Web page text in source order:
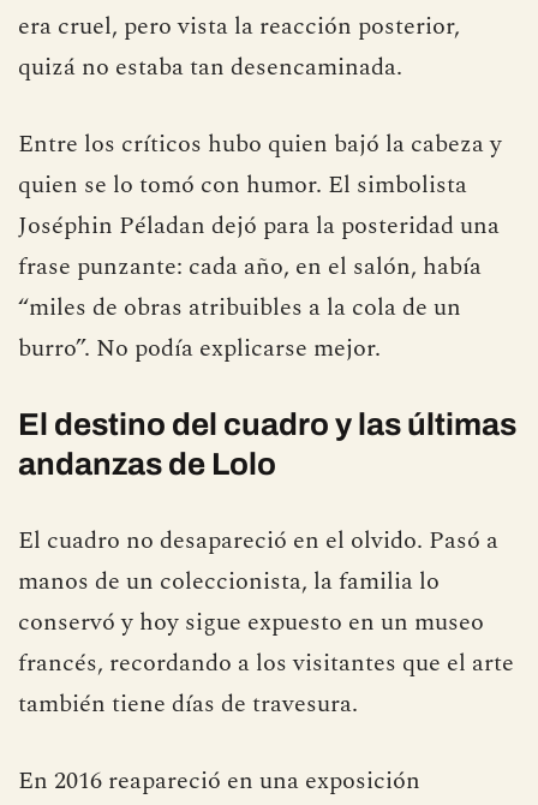
muchísimos cuadros expuestos, uno hecho por
un burro no desentonaba demasiado. La frase
quizá no estaba tan desencaminada.
Entre los críticos hubo quien bajó la cabeza y
quien se lo tomó con humor. El simbolista
Joséphin Péladan dejó para la posteridad una
frase punzante: cada año, en el salón, había
burro”. No podía explicarse mejor.
andanzas de Lolo
El cuadro no desapareció en el olvido. Pasó a
manos de un coleccionista, la familia lo
conservó y hoy sigue expuesto en un museo
también tiene días de travesura.